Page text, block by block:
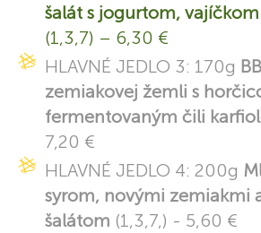
šalát s jogurtom,
(1,3,7) – 6,30 €
HLAVNÉ JEDLO 3: 170g
zemiakovej žemli s
fermentovaným čili
7,20 €
HLAVNÉ JEDLO 4: 200g
syrom, novými zemiakmi
šalátom (1,3,7,) - 5,60 €